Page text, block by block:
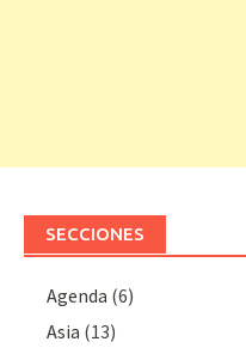
SECCIONES
Agenda (6)
Asia (13)